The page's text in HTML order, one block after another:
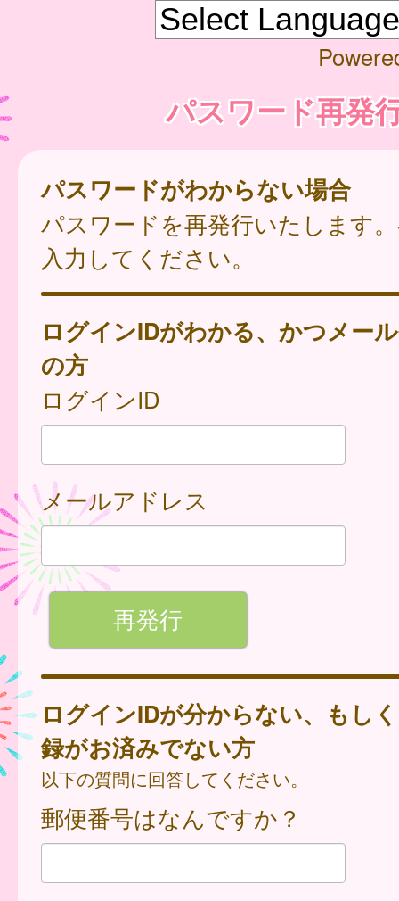
パスワード再発
パスワードがわからない場合
パスワードを再発行いたします
入力してください。
ログインIDがわかる、かつメー
の方
ログインID
メールアドレス
ログインIDが分からない、もし
録がお済みでない方
以下の質問に回答してください。
郵便番号はなんですか？